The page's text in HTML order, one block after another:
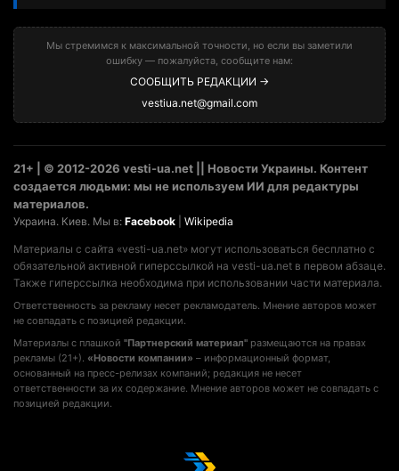
Мы стремимся к максимальной точности, но если вы заметили
ошибку — пожалуйста, сообщите нам:
СООБЩИТЬ РЕДАКЦИИ →
vestiua.net@gmail.com
21+ | © 2012-2026 vesti-ua.net || Новости Украины. Контент
создается людьми: мы не используем ИИ для редактуры
материалов.
Украина. Киев. Мы в: Facebook Wikipedia
Материалы с сайта «vesti-ua.net» могут использоваться бесплатно с
обязательной активной гиперссылкой на vesti-ua.net в первом абзаце.
Также гиперссылка необходима при использовании части материала.
Ответственность за рекламу несет рекламодатель. Мнение авторов может
не совпадать с позицией редакции.
Материалы с плашкой "Партнерский материал" размещаются на правах
рекламы (21+). «Новости компании» – информационный формат,
основанный на пресс-релизах компаний; редакция не несет
ответственности за их содержание. Мнение авторов может не совпадать с
позицией редакции.